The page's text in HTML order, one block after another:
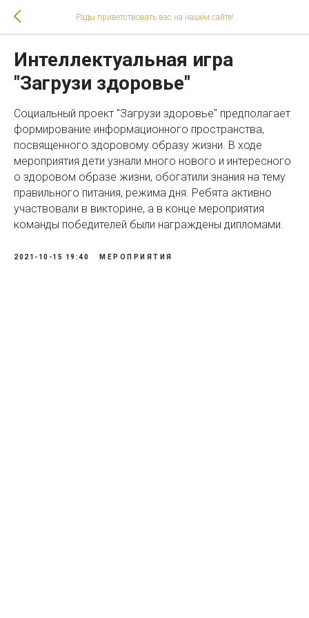
Рады приветствовать вас на нашем сайте!
Интеллектуальная игра
"Загрузи здоровье"
Социальный проект "Загрузи здоровье" предполагает
формирование информационного пространства,
посвященного здоровому образу жизни. В ходе
мероприятия дети узнали много нового и интересного
о здоровом образе жизни, обогатили знания на тему
правильного питания, режима дня. Ребята активно
участвовали в викторине, а в конце мероприятия
команды победителей были награждены дипломами.
2021-10-15 19:40 МЕРОПРИЯТИЯ